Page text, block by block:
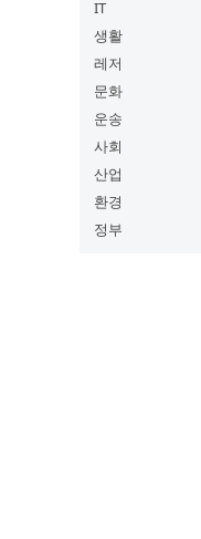
IT
생활
레저
문화
운송
사회
산업
환경
정부